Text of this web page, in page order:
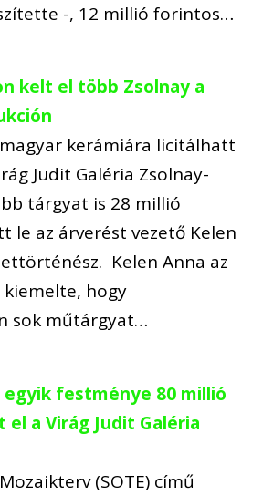
-, 12 millió forintos…
kelt el több Zsolnay a
kerámiára licitálhatt
Judit Galéria Zsolnay-
tárgyat is 28 millió
az árverést vezető Kelen
Kelen Anna az
hogy
sok műtárgyat…
egyik festménye 80 millió
a Virág Judit Galéria
(SOTE) című